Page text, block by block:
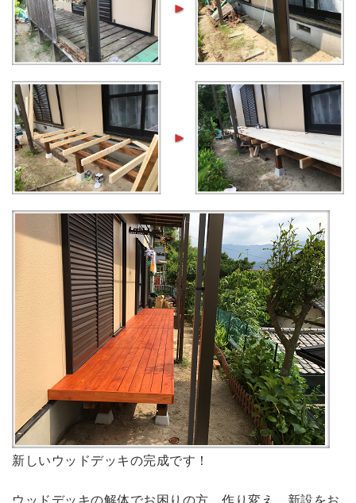
新しいウッドデッキの完成です！
ウッドデッキの解体でお困りの方、作り変え、新設をお